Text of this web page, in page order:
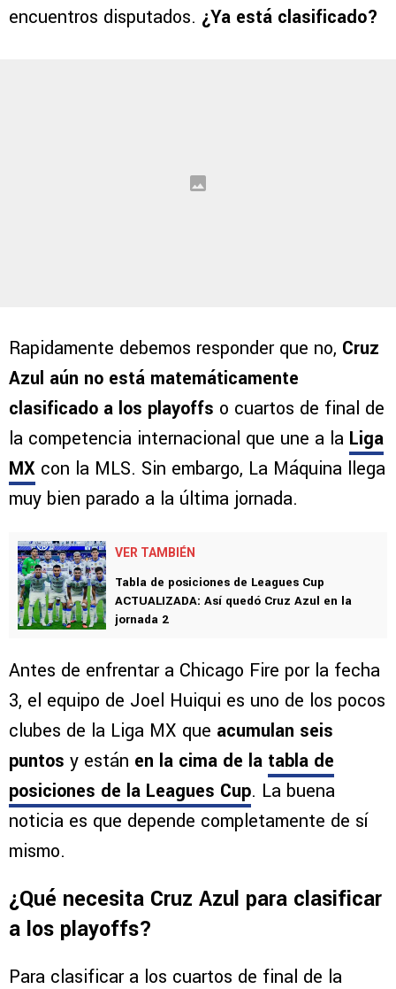
encuentros disputados. ¿Ya está clasificado?
Rapidamente debemos responder que no, Cruz
Azul aún no está matemáticamente
clasificado a los playoffs o cuartos de final de
la competencia internacional que une a la Liga
MX con la MLS. Sin embargo, La Máquina llega
muy bien parado a la última jornada.
VER TAMBIÉN
Tabla de posiciones de Leagues Cup
ACTUALIZADA: Así quedó Cruz Azul en la
jornada 2
Antes de enfrentar a Chicago Fire por la fecha
3, el equipo de Joel Huiqui es uno de los pocos
clubes de la Liga MX que acumulan seis
puntos y están en la cima de la tabla de
posiciones de la Leagues Cup. La buena
noticia es que depende completamente de sí
mismo.
¿Qué necesita Cruz Azul para clasificar
a los playoffs?
Para clasificar a los cuartos de final de la